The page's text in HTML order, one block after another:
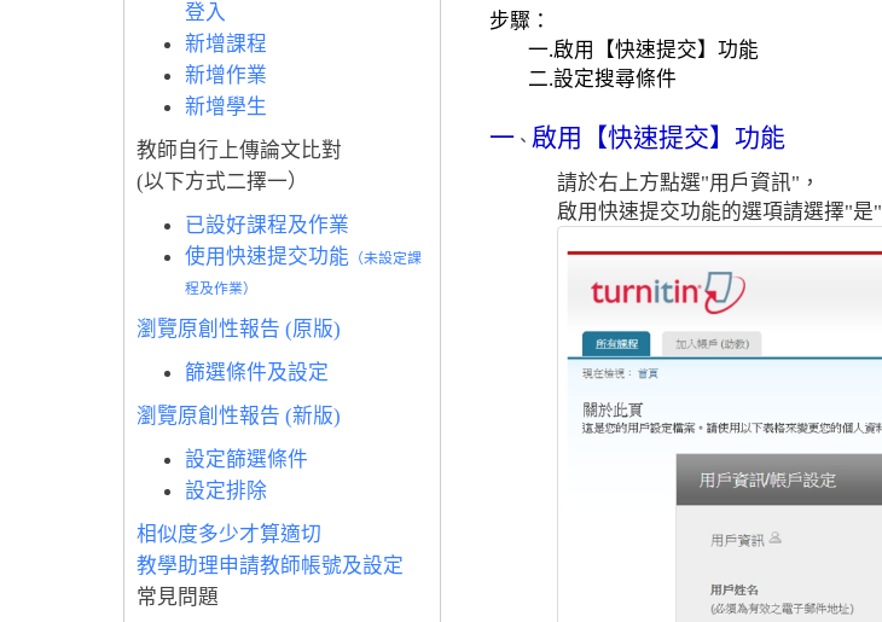
登入
新增課程
新增作業
新增學生
教師自行上傳論文比對
(以下方式二擇一）
已設好課程及作業
使用快速提交功能 （未設定課
程及作業）
瀏覽原創性報告 (原版)
篩選條件及設定
瀏覽原創性報告 (新版)
設定篩選條件
設定排除
相似度多少才算適切
教學助理申請教師帳號及設定
常見問題
步驟：
一.啟用【快速提交】功能
二.設定搜尋條件
一、 啟用【快速提交】功能
請於右上方點選"用戶資訊"，
啟用快速提交功能的選項請選擇"是"